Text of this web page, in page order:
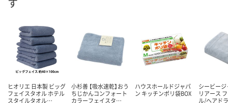
した
カ
ヒオリエ 日本製 ビッグ
フェイスタオル ホテル
スタイルタオル…
小杉善 【吸水速乾】おう
ちじかんコンフォート
カラーフェイスタ…
ハウスホールドジャパ
ン キッチンポリ袋BOX
シービー
リアース
ル/ヘアド